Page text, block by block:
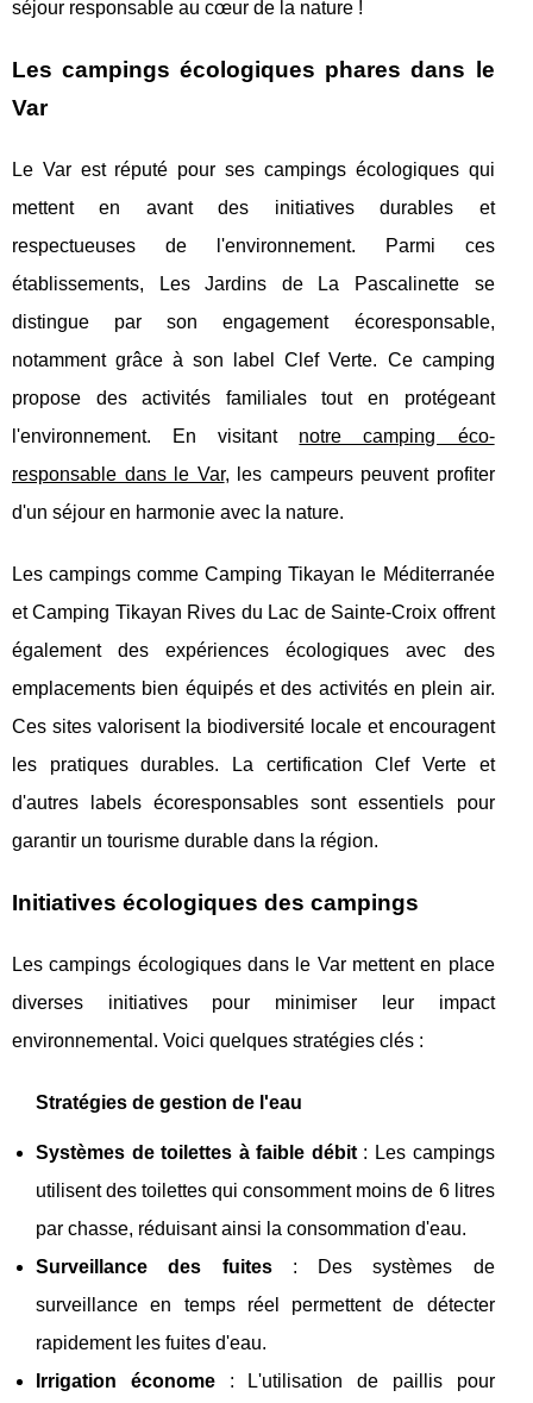
séjour responsable au cœur de la nature !
Les campings écologiques phares dans le
Var
Le Var est réputé pour ses campings écologiques qui
mettent en avant des initiatives durables et
respectueuses de l'environnement. Parmi ces
établissements, Les Jardins de La Pascalinette se
distingue par son engagement écoresponsable,
notamment grâce à son label Clef Verte. Ce camping
propose des activités familiales tout en protégeant
l'environnement. En visitant notre camping éco-
responsable dans le Var, les campeurs peuvent profiter
d'un séjour en harmonie avec la nature.
Les campings comme Camping Tikayan le Méditerranée
et Camping Tikayan Rives du Lac de Sainte-Croix offrent
également des expériences écologiques avec des
emplacements bien équipés et des activités en plein air.
Ces sites valorisent la biodiversité locale et encouragent
les pratiques durables. La certification Clef Verte et
d'autres labels écoresponsables sont essentiels pour
garantir un tourisme durable dans la région.
Initiatives écologiques des campings
Les campings écologiques dans le Var mettent en place
diverses initiatives pour minimiser leur impact
environnemental. Voici quelques stratégies clés :
Stratégies de gestion de l'eau
Systèmes de toilettes à faible débit: Les campings
utilisent des toilettes qui consomment moins de 6 litres
par chasse, réduisant ainsi la consommation d'eau.
Surveillance des fuites: Des systèmes de
surveillance en temps réel permettent de détecter
rapidement les fuites d'eau.
Irrigation économe: L'utilisation de paillis pour